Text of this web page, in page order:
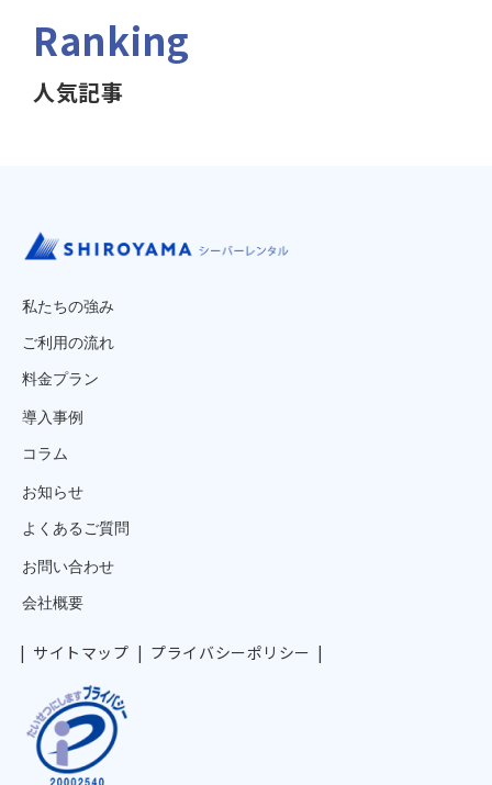
Ranking
人気記事
私たちの強み
ご利用の流れ
料金プラン
導入事例
コラム
お知らせ
よくあるご質問
お問い合わせ
会社概要
サイトマップ プライバシーポリシー